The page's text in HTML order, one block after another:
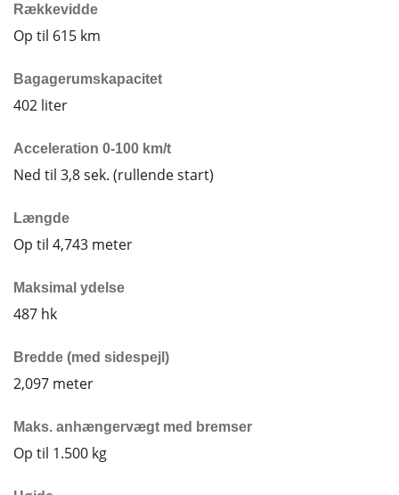
Rækkevidde
Op til 615 km
Bagagerumskapacitet
402 liter
Acceleration 0-100 km/t
Ned til 3,8 sek. (rullende start)
Længde
Op til 4,743 meter
Maksimal ydelse
487 hk
Bredde (med sidespejl)
2,097 meter
Maks. anhængervægt med bremser
Op til 1.500 kg